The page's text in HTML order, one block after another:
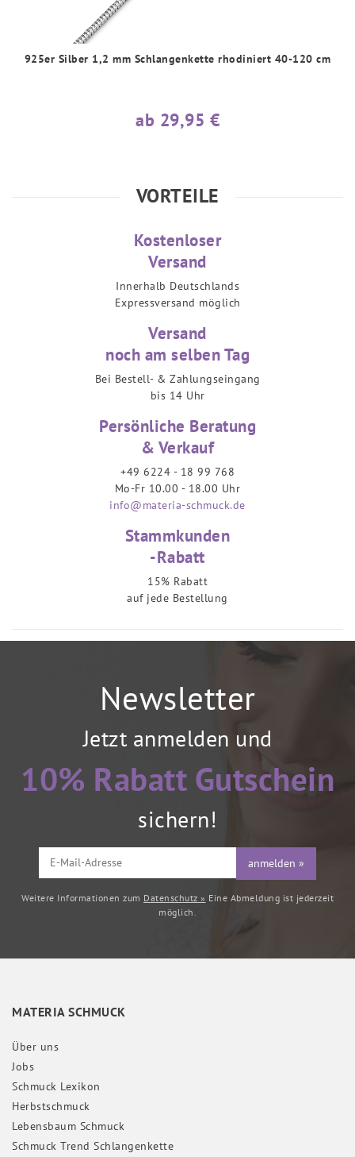
925er Silber 1,2 mm Schlangenkette rhodiniert 40-120 cm
ab 29,95 €
VORTEILE
Kostenloser
Versand
Innerhalb Deutschlands
Expressversand möglich
Versand
noch am selben Tag
Bei Bestell- & Zahlungseingang
bis 14 Uhr
Persönliche Beratung
& Verkauf
+49 6224 - 18 99 768
Mo-Fr 10.00 - 18.00 Uhr
info@materia-schmuck.de
Stammkunden
-Rabatt
15% Rabatt
auf jede Bestellung
Newsletter
Jetzt anmelden und
10% Rabatt Gutschein
sichern!
anmelden »
Weitere Informationen zum Datenschutz » Eine Abmeldung ist jederzeit
möglich.
MATERIA SCHMUCK
Über uns
Jobs
Schmuck Lexikon
Herbstschmuck
Lebensbaum Schmuck
Schmuck Trend Schlangenkette